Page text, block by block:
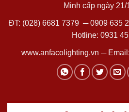
Minh cấp ngày 21/
ĐT: (028) 6681 7379 ─0909 635
Hotline: 0931
www.anfacolighting.vn ─ Email: